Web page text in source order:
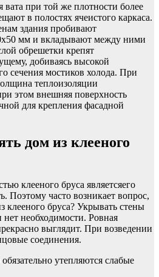
вата при той же плотности более
в полостях ячеистого каркаса.
здания пробивают
мм и вкладывают между ними
обрешетки крепят
добиваясь высокой
сечения мостиков холода. При
теплоизоляции
этом внешняя поверхность
для крепления фасадной
дом из клееного
клееного бруса являетсяего
Поэтому часто возникает вопрос,
клееного бруса? Укрывать стены
необходимости. Ровная
выглядит. При возведении
соединения.
утепляются слабые